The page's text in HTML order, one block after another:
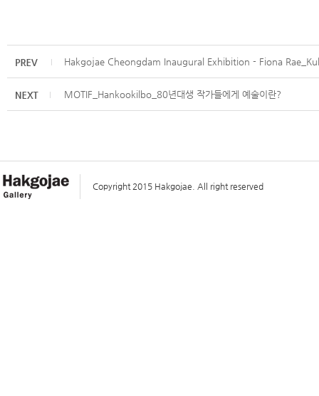
Hakgojae Cheongdam Inaugural Exhibition - Fiona
MOTIF_Hankookilbo_80년대생 작가들에게 예술이란?
Copyright 2015 Hakgojae. All right reserved